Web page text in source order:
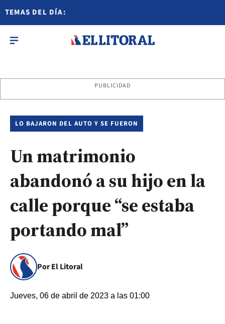
TEMAS DEL DÍA:
PUBLICIDAD
LO BAJARON DEL AUTO Y SE FUERON
Un matrimonio
abandonó a su hijo en la
calle porque “se estaba
portando mal”
Por El Litoral
Jueves, 06 de abril de 2023 a las 01:00